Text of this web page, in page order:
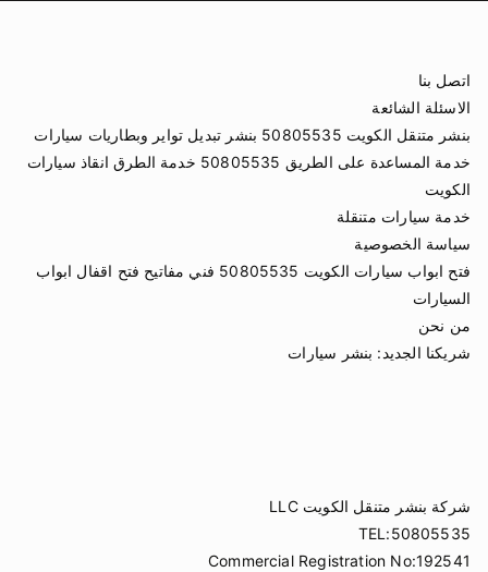
اتصل بنا
الاسئلة الشائعة
بنشر متنقل الكويت 50805535 بنشر تبديل تواير وبطاريات سيارات
خدمة المساعدة على الطريق 50805535 خدمة الطرق انقاذ سيارات
الكويت
خدمة سيارات متنقلة
سياسة الخصوصية
فتح ابواب سيارات الكويت 50805535 فني مفاتيح فتح اقفال ابواب
السيارات
من نحن
شريكنا الجديد: بنشر سيارات
شركة بنشر متنقل الكويت LLC
TEL:50805535
Commercial Registration No:192541